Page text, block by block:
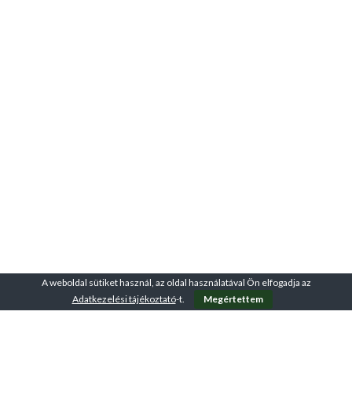
A weboldal sütiket használ, az oldal használatával Ön elfogadja az
Adatkezelési tájékoztató-t. Megértettem